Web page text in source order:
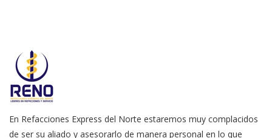
En Refacciones Express del Norte estaremos muy complacidos
de ser su aliado y asesorarlo de manera personal en lo que